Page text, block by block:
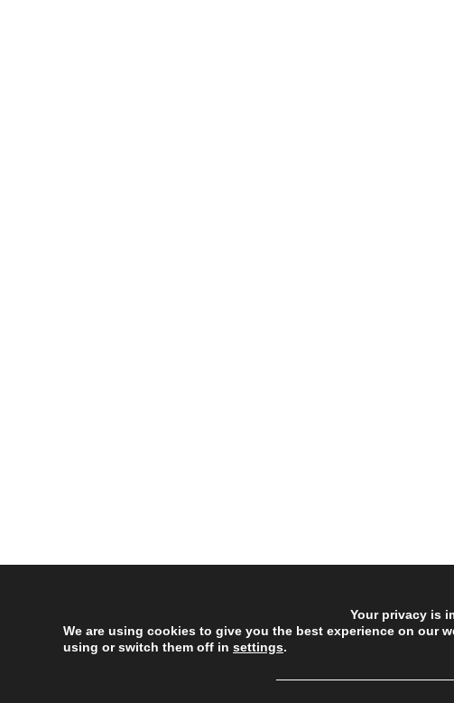
Your privacy is
We are using cookies to give you the best experience on our
using or switch them off in settings.